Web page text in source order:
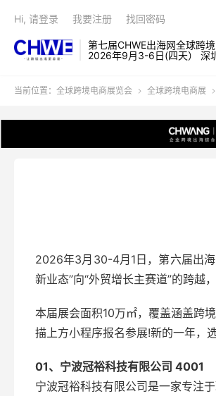
第七届CHWE出海网全球跨
2026年9月3-6日(四天） 深
Hi, 请登录 我要注册 找回密码
当前位置： 全球跨境电商展览会  全球跨境电商展 
2026年3月30-4月1日，第六届出
新业态”向“外贸增长主赛道”的跨越
本届展会面积10万㎡，覆盖涵盖跨
描上方小程序报名参展!新的一年，
01、宁波冠裕科技有限公司 4001
宁波冠裕科技有限公司是一家专注